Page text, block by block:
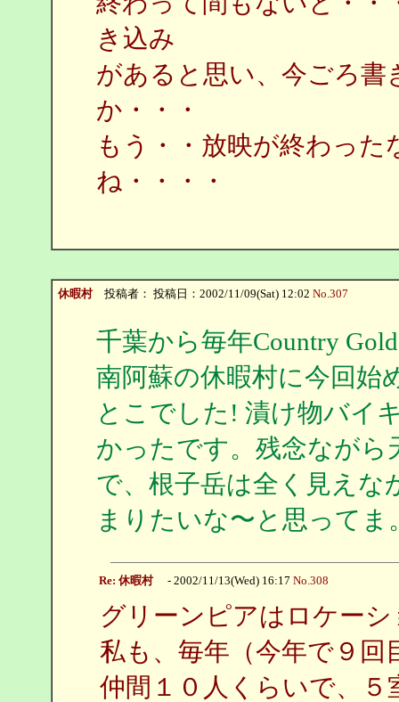
き込み
があると思い、今ごろ書
か・・・
もう・・放映が終わっ
ね・・・・
休暇村投稿者： 投稿日：2002/11/09(Sat) 12:02 No.307
千葉から毎年Country
南阿蘇の休暇村に今回始
とこでした! 漬け物バイ
かったです。残念なが
で、根子岳は全く見えな
まりたいな〜と思ってま
Re: 休暇村 - 2002/11/13(Wed) 16:17 No.308
グリーンピアはロケー
私も、毎年（今年で９
仲間１０人くらいで、